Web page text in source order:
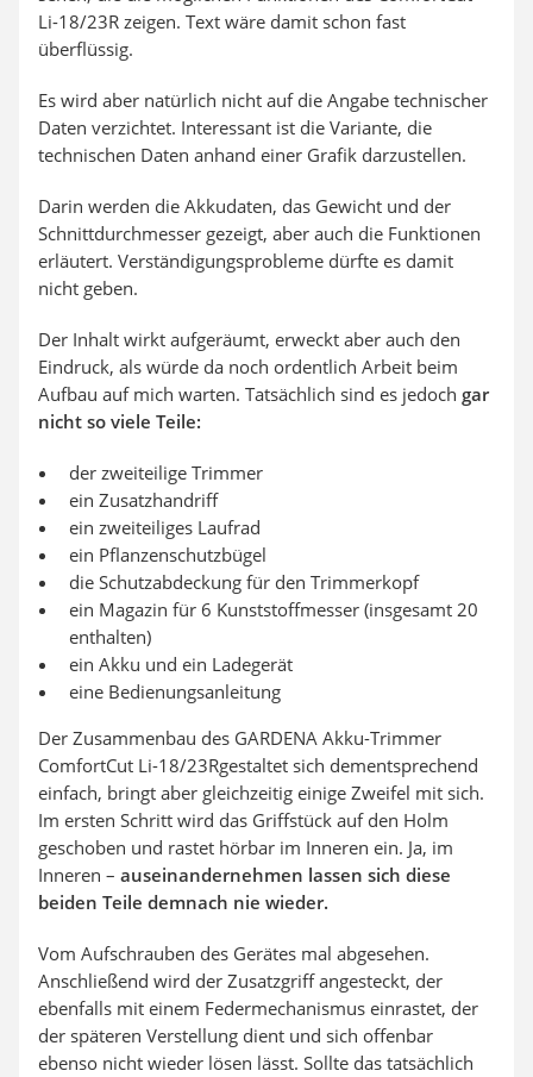
Li-18/23R zeigen. Text wäre damit schon fast
überflüssig.
Es wird aber natürlich nicht auf die Angabe technischer
Daten verzichtet. Interessant ist die Variante, die
technischen Daten anhand einer Grafik darzustellen.
Darin werden die Akkudaten, das Gewicht und der
Schnittdurchmesser gezeigt, aber auch die Funktionen
erläutert. Verständigungsprobleme dürfte es damit
nicht geben.
Der Inhalt wirkt aufgeräumt, erweckt aber auch den
Eindruck, als würde da noch ordentlich Arbeit beim
Aufbau auf mich warten. Tatsächlich sind es jedoch gar
nicht so viele Teile:
der zweiteilige Trimmer
ein Zusatzhandriff
ein zweiteiliges Laufrad
ein Pflanzenschutzbügel
die Schutzabdeckung für den Trimmerkopf
ein Magazin für 6 Kunststoffmesser (insgesamt 20
enthalten)
ein Akku und ein Ladegerät
eine Bedienungsanleitung
Der Zusammenbau des GARDENA Akku-Trimmer
ComfortCut Li-18/23Rgestaltet sich dementsprechend
einfach, bringt aber gleichzeitig einige Zweifel mit sich.
Im ersten Schritt wird das Griffstück auf den Holm
geschoben und rastet hörbar im Inneren ein. Ja, im
Inneren – auseinandernehmen lassen sich diese
beiden Teile demnach nie wieder.
Vom Aufschrauben des Gerätes mal abgesehen.
Anschließend wird der Zusatzgriff angesteckt, der
ebenfalls mit einem Federmechanismus einrastet, der
der späteren Verstellung dient und sich offenbar
ebenso nicht wieder lösen lässt. Sollte das tatsächlich